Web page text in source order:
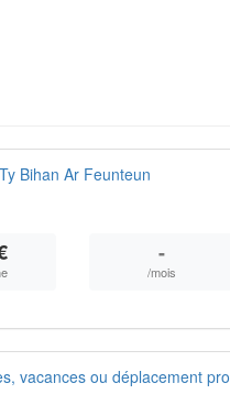
Bihan Ar Feunteun
-
/mois
vacances ou déplacement pro